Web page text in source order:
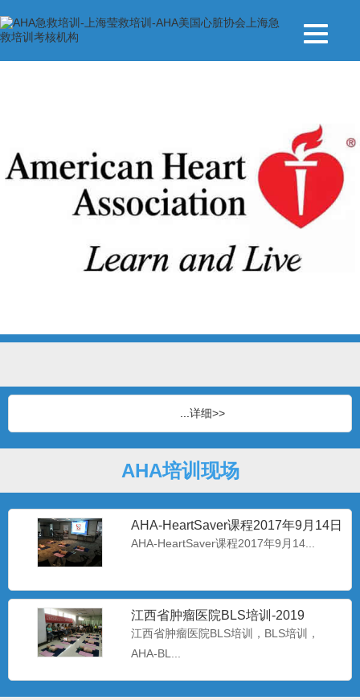
详细>>
AHA培训现场
AHA-HeartSaver课程2017年9月14日
AHA-HeartSaver课程2017年9月14...
江西省肿瘤医院BLS培训-2019
江西省肿瘤医院BLS培训，BLS培训，
AHA-BL...